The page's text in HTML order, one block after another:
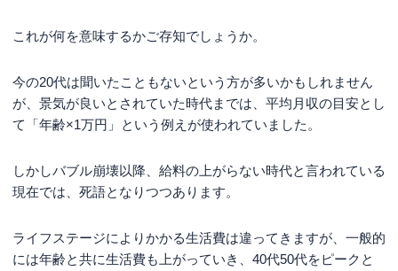
これが何を意味するかご存知でしょうか。
今の20代は聞いたこともないという方が多いかもしれません
が、景気が良いとされていた時代までは、平均月収の目安とし
て「年齢×1万円」という例えが使われていました。
しかしバブル崩壊以降、給料の上がらない時代と言われている
現在では、死語となりつつあります。
ライフステージによりかかる生活費は違ってきますが、一般的
には年齢と共に生活費も上がっていき、40代50代をピークと